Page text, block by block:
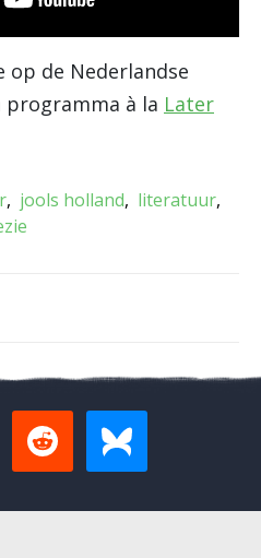
op de Nederlandse
à la Later
jools holland
literatuur